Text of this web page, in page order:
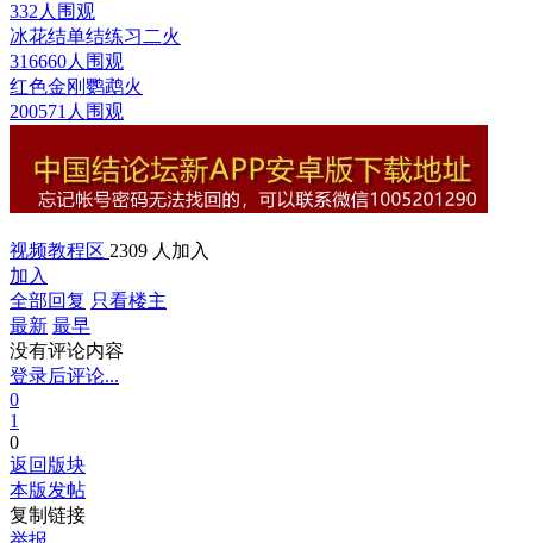
332人围观
冰花结单结练习二火
316660人围观
红色金刚鹦鹉火
200571人围观
视频教程区 2309 人加入
加入
全部回复 只看楼主
最新 最早
没有评论内容
登录后评论...
0
1
0
返回版块
本版发帖
复制链接